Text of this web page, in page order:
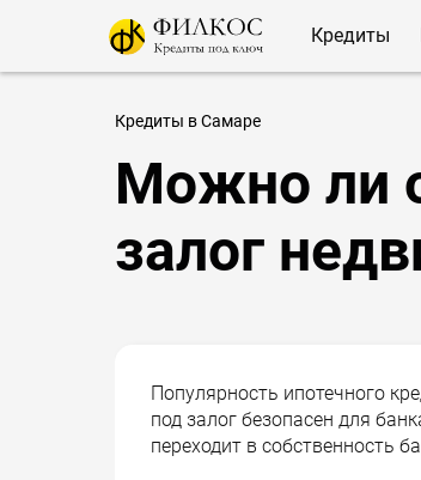
Кредиты
Кредиты в Самаре
Можно ли
залог
Популярность ипотечного
под залог безопасен для
переходит в собственность